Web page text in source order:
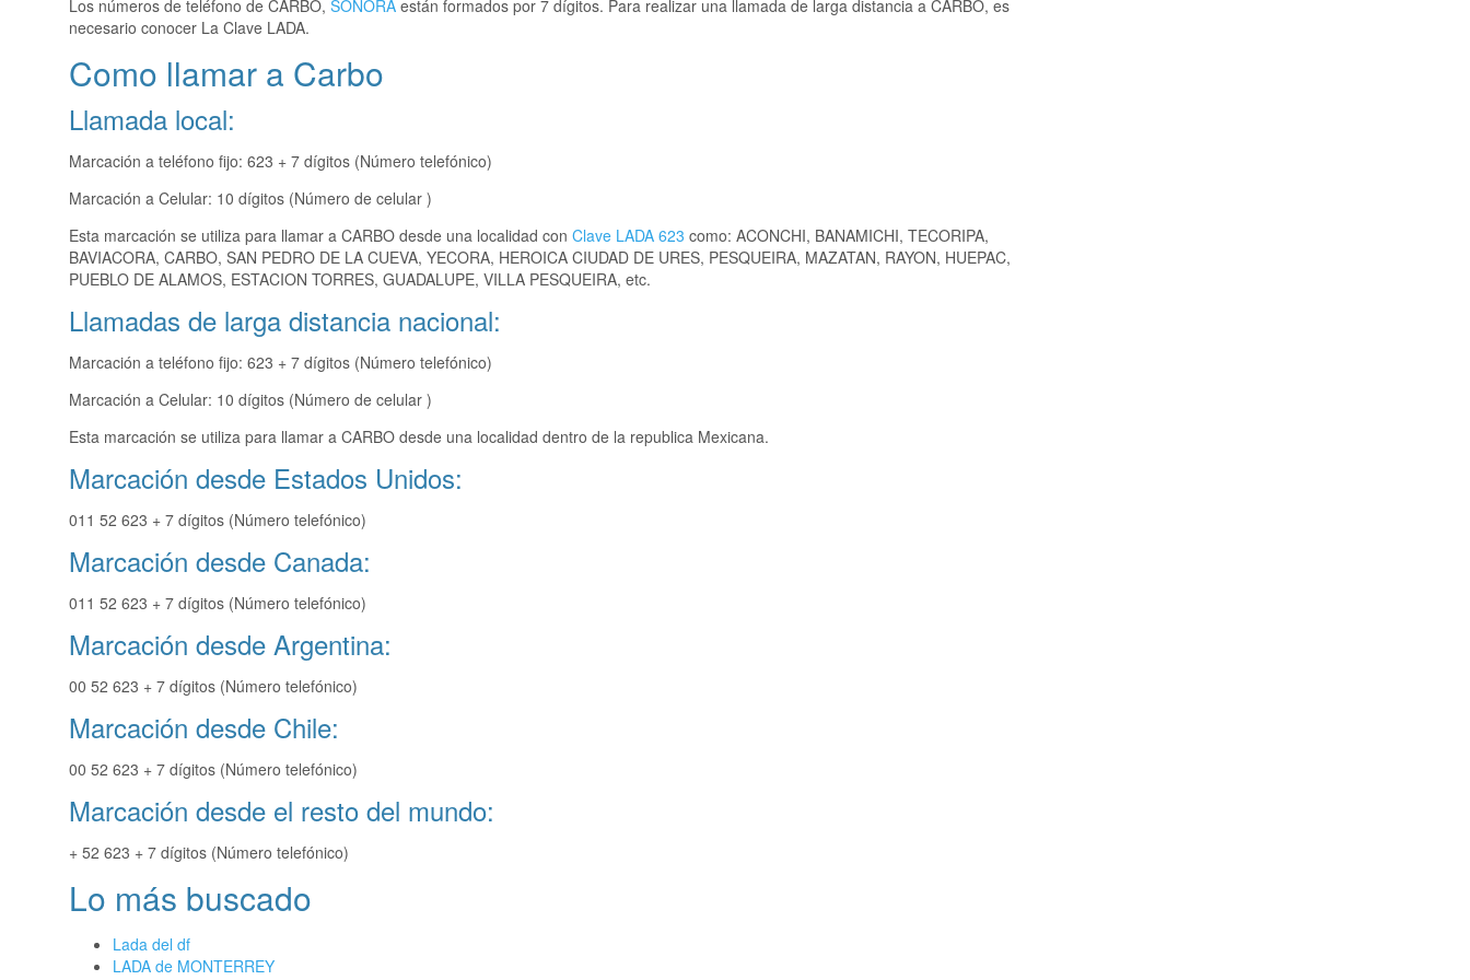
Los números de teléfono de CARBO, SONORA están formados por 7 dígitos. Para realizar una llamada de larga distancia a CARBO, es
necesario conocer La Clave LADA.
Como llamar a Carbo
Llamada local:
Marcación a teléfono fijo: 623 + 7 dígitos (Número telefónico)
Marcación a Celular: 10 dígitos (Número de celular )
Esta marcación se utiliza para llamar a CARBO desde una localidad con Clave LADA 623 como: ACONCHI, BANAMICHI, TECORIPA,
BAVIACORA, CARBO, SAN PEDRO DE LA CUEVA, YECORA, HEROICA CIUDAD DE URES, PESQUEIRA, MAZATAN, RAYON, HUEPAC,
PUEBLO DE ALAMOS, ESTACION TORRES, GUADALUPE, VILLA PESQUEIRA, etc.
Llamadas de larga distancia nacional:
Marcación a teléfono fijo: 623 + 7 dígitos (Número telefónico)
Marcación a Celular: 10 dígitos (Número de celular )
Esta marcación se utiliza para llamar a CARBO desde una localidad dentro de la republica Mexicana.
Marcación desde Estados Unidos:
011 52 623 + 7 dígitos (Número telefónico)
Marcación desde Canada:
011 52 623 + 7 dígitos (Número telefónico)
Marcación desde Argentina:
00 52 623 + 7 dígitos (Número telefónico)
Marcación desde Chile:
00 52 623 + 7 dígitos (Número telefónico)
Marcación desde el resto del mundo:
+ 52 623 + 7 dígitos (Número telefónico)
Lo más buscado
Lada del df
LADA de MONTERREY